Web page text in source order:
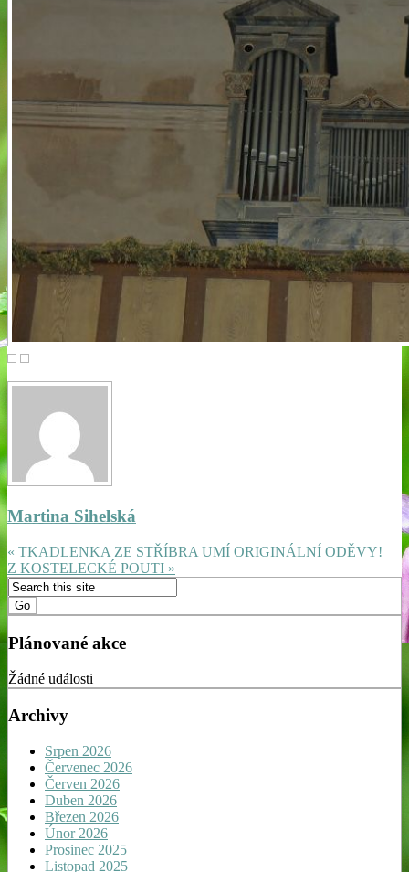
Martina Sihelská
« TKADLENKA ZE STŘÍBRA UMÍ ORIGINÁLNÍ ODĚVY!
Z KOSTELECKÉ POUTI »
Plánované akce
Žádné události
Archivy
Srpen 2026
Červenec 2026
Červen 2026
Duben 2026
Březen 2026
Únor 2026
Prosinec 2025
Listopad 2025